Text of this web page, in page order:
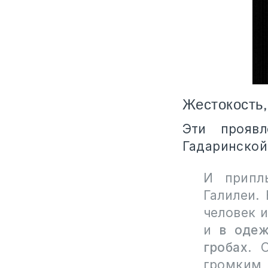
Эти
И
человек
и в
гробах.